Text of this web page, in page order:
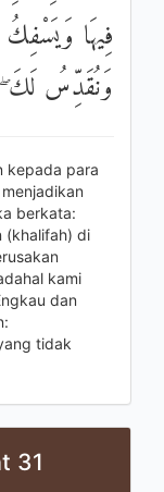
فِيهَا
وَنُقَدِّسُ لَكَ
kepada para
berkata:
(khalifah) di
kami
dan
tidak
31